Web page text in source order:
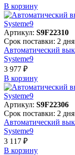
В корзинy
Артикул: S9F22310
Срок поставки: 2 дня
Автоматический
Systeme9
3 977 ₽
В корзинy
Артикул: S9F22306
Срок поставки: 2 дня
Автоматический
Systeme9
3 117 ₽
В корзинy